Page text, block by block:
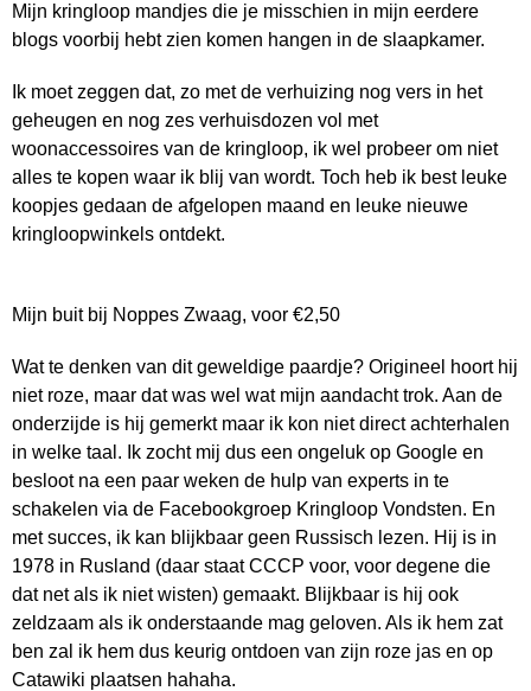
Mijn kringloop mandjes die je misschien in mijn eerdere
blogs voorbij hebt zien komen hangen in de slaapkamer.
Ik moet zeggen dat, zo met de verhuizing nog vers in het
geheugen en nog zes verhuisdozen vol met
woonaccessoires van de kringloop, ik wel probeer om niet
alles te kopen waar ik blij van wordt. Toch heb ik best leuke
koopjes gedaan de afgelopen maand en leuke nieuwe
kringloopwinkels ontdekt.
Mijn buit bij Noppes Zwaag, voor €2,50
Wat te denken van dit geweldige paardje? Origineel hoort hij
niet roze, maar dat was wel wat mijn aandacht trok. Aan de
onderzijde is hij gemerkt maar ik kon niet direct achterhalen
in welke taal. Ik zocht mij dus een ongeluk op Google en
besloot na een paar weken de hulp van experts in te
schakelen via de Facebookgroep Kringloop Vondsten. En
met succes, ik kan blijkbaar geen Russisch lezen. Hij is in
1978 in Rusland (daar staat CCCP voor, voor degene die
dat net als ik niet wisten) gemaakt. Blijkbaar is hij ook
zeldzaam als ik onderstaande mag geloven. Als ik hem zat
ben zal ik hem dus keurig ontdoen van zijn roze jas en op
Catawiki plaatsen hahaha.